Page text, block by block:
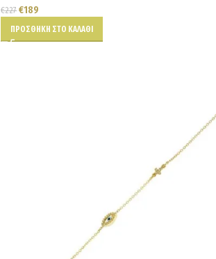
€227 €189
ΠΡΟΣΘΉΚΗ ΣΤΟ ΚΑΛΆΘΙ